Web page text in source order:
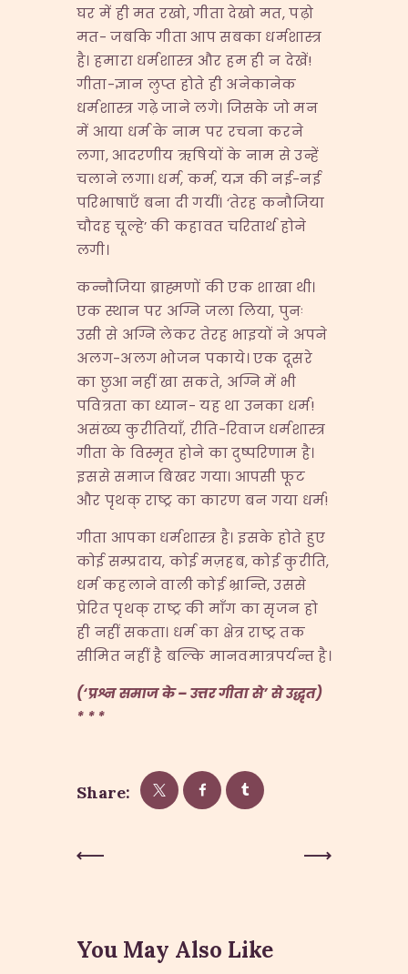
घर में ही मत रखो, गीता देखो मत, पढ़ो
मत- जबकि गीता आप सबका धर्मशास्त्र
है। हमारा धर्मशास्त्र और हम ही न देखें!
गीता-ज्ञान लुप्त होते ही अनेकानेक
धर्मशास्त्र गढ़े जाने लगे। जिसके जो मन
में आया धर्म के नाम पर रचना करने
लगा, आदरणीय ऋषियों के नाम से उन्हें
चलाने लगा। धर्म, कर्म, यज्ञ की नई-नई
परिभाषाएँ बना दी गयीं। ‘तेरह कनौजिया
चौदह चूल्हे’ की कहावत चरितार्थ होने
लगी।
कन्नौजिया ब्राह्मणों की एक शाखा थी।
एक स्थान पर अग्नि जला लिया, पुनः
उसी से अग्नि लेकर तेरह भाइयों ने अपने
अलग-अलग भोजन पकाये। एक दूसरे
का छुआ नहीं खा सकते, अग्नि में भी
पवित्रता का ध्यान- यह था उनका धर्म!
असंख्य कुरीतियाँ, रीति-रिवाज धर्मशास्त्र
गीता के विस्मृत होने का दुष्परिणाम है।
इससे समाज बिखर गया। आपसी फूट
और पृथक् राष्ट्र का कारण बन गया धर्म!
गीता आपका धर्मशास्त्र है। इसके होते हुए
कोई सम्प्रदाय, कोई मज़हब, कोई कुरीति,
धर्म कहलाने वाली कोई भ्रान्ति, उससे
प्रेरित पृथक् राष्ट्र की माँग का सृजन हो
ही नहीं सकता। धर्म का क्षेत्र राष्ट्र तक
सीमित नहीं है बल्कि मानवमात्रपर्यन्त है।
(‘प्रश्न समाज के – उत्तर गीता से’ से उद्धृत)
* * *
Share:
Post
You May Also Like